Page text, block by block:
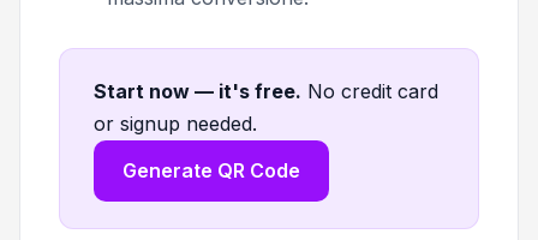
Start now — it's free. No credit card
or signup needed.
Generate QR Code